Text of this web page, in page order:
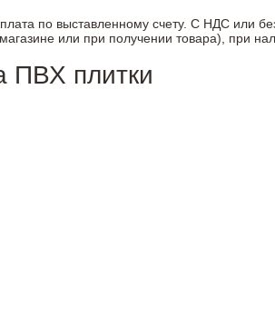
по выставленному счету. С НДС или
или при получении товара), при
ПВХ плитки